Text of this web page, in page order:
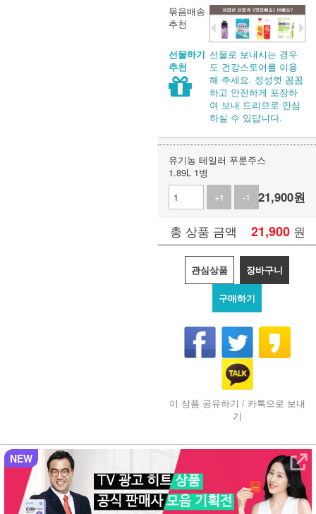
묶음배송
추천
선물하기
추천
선물로 보내시는 경우
도 건강스토어를 이용
해 주세요. 정성껏 꼼꼼
하고 안전하게 포장하
여 보내 드리므로 안심
하실 수 있답니다.
유기농 테일러 푸룬주스
1.89L 1병
+1
-1 21,900원
총 상품 금액 21,900 원
관심상품 장바구니
구매하기
이 상품 공유하기 / 카톡으로 보내
기
NEW